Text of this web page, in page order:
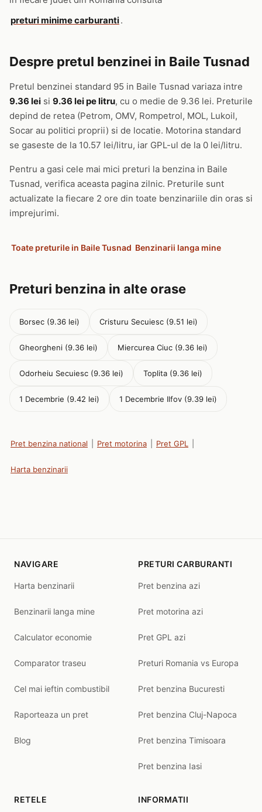
preturi minime carburanti.
Despre pretul benzinei in Baile Tusnad
Pretul benzinei standard 95 in Baile Tusnad variaza intre
9.36 lei si 9.36 lei pe litru, cu o medie de 9.36 lei. Preturile
depind de retea (Petrom, OMV, Rompetrol, MOL, Lukoil,
Socar au politici proprii) si de locatie. Motorina standard
se gaseste de la 10.57 lei/litru, iar GPL-ul de la 0 lei/litru.
Pentru a gasi cele mai mici preturi la benzina in Baile
Tusnad, verifica aceasta pagina zilnic. Preturile sunt
actualizate la fiecare 2 ore din toate benzinariile din oras si
imprejurimi.
Toate preturile in Baile Tusnad Benzinarii langa mine
Preturi benzina in alte orase
Borsec (9.36 lei) Cristuru Secuiesc (9.51 lei)
Gheorgheni (9.36 lei) Miercurea Ciuc (9.36 lei)
Odorheiu Secuiesc (9.36 lei) Toplita (9.36 lei)
1 Decembrie (9.42 lei) 1 Decembrie Ilfov (9.39 lei)
Pret benzina national Pret motorina Pret GPL
Harta benzinarii
NAVIGARE
Harta benzinarii
Benzinarii langa mine
Calculator economie
Comparator traseu
Cel mai ieftin combustibil
Raporteaza un pret
Blog
PRETURI CARBURANTI
Pret benzina azi
Pret motorina azi
Pret GPL azi
Preturi Romania vs Europa
Pret benzina Bucuresti
Pret benzina Cluj-Napoca
Pret benzina Timisoara
Pret benzina Iasi
RETELE INFORMATII